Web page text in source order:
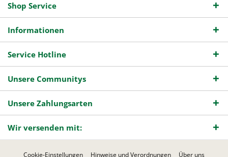
Shop Service
Informationen
Service Hotline
Unsere Communitys
Unsere Zahlungsarten
Wir versenden mit:
Cookie-Einstellungen Hinweise und Verordnungen Über uns